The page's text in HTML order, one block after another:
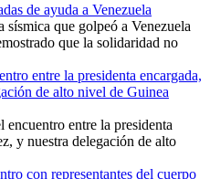
de ayuda a Venezuela
sísmica que golpeó a Venezuela
que la solidaridad no
entre la presidenta encargada,
de alto nivel de Guinea
encuentro entre la presidenta
y nuestra delegación de alto
con representantes del cuerpo